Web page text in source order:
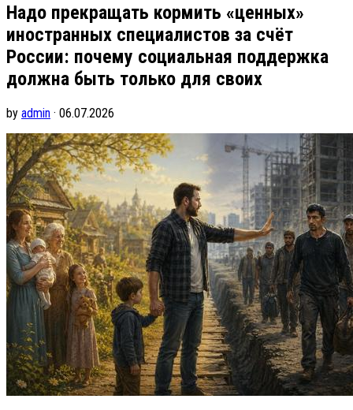
Надо прекращать кормить «ценных»
иностранных специалистов за счёт
России: почему социальная поддержка
должна быть только для своих
by admin · 06.07.2026